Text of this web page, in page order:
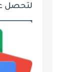
لتحصل